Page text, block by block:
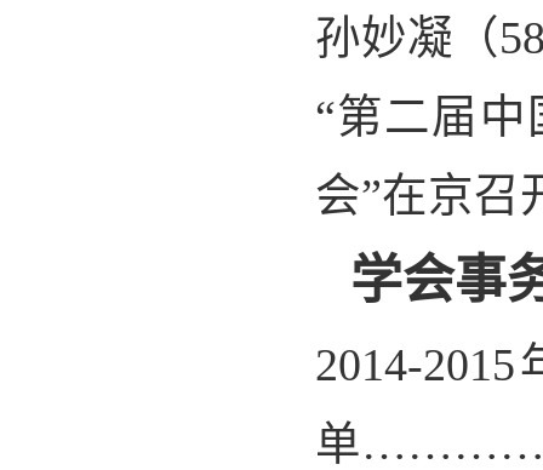
孙妙凝（
“第二届中
会”在
学会事
2014-2015
单